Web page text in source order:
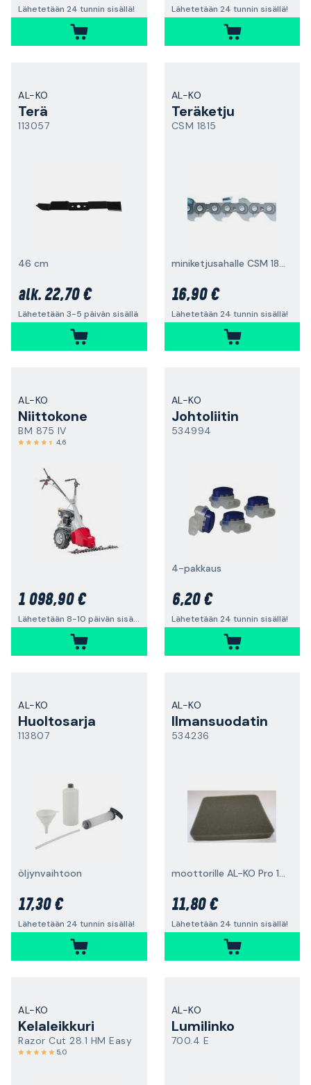
Lähetetään 24 tunnin sisällä! Lähetetään 24 tunnin sisällä!
AL-KO
Terä
113057
46 cm
alk. 22,70 €
Lähetetään 3-5 päivän sisällä
AL-KO
Teräketju
CSM 1815
miniketjusahalle CSM 1815
16,90 €
Lähetetään 24 tunnin sisällä!
AL-KO
Niittokone
BM 875 IV
4,6
1 098,90 €
Lähetetään 8-10 päivän sisällä
AL-KO
Johtoliitin
534994
4-pakkaus
6,20 €
Lähetetään 24 tunnin sisällä!
AL-KO
Huoltosarja
113807
öljynvaihtoon
17,30 €
Lähetetään 24 tunnin sisällä!
AL-KO
Ilmansuodatin
534236
moottorille AL-KO Pro 140 QSS
11,80 €
Lähetetään 24 tunnin sisällä!
AL-KO
Kelaleikkuri
Razor Cut 28.1 HM Easy
5,0
AL-KO
Lumilinko
700.4 E